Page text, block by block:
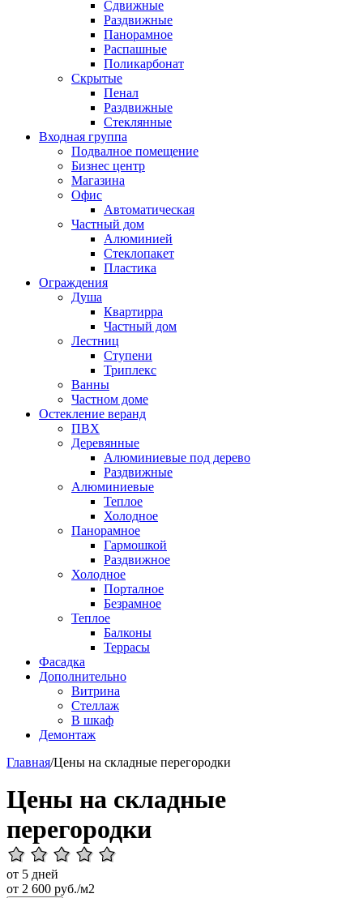
Сдвижные
Раздвижные
Панорамное
Распашные
Поликарбонат
Скрытые
Пенал
Раздвижные
Стеклянные
Входная группа
Подвалное помещение
Бизнес центр
Магазина
Офис
Автоматическая
Частный дом
Алюминией
Стеклопакет
Пластика
Ограждения
Душа
Квартирра
Частный дом
Лестниц
Ступени
Триплекс
Ванны
Частном доме
Остекление веранд
ПВХ
Деревянные
Алюминиевые под дерево
Раздвижные
Алюминиевые
Теплое
Холодное
Панорамное
Гармошкой
Раздвижное
Холодное
Порталное
Безрамное
Теплое
Балконы
Террасы
Фасадка
Дополнительно
Витрина
Стеллаж
В шкаф
Демонтаж
Главная/Цены на складные перегородки
Цены на складные
перегородки
от 5 дней
от 2 600 руб./м2